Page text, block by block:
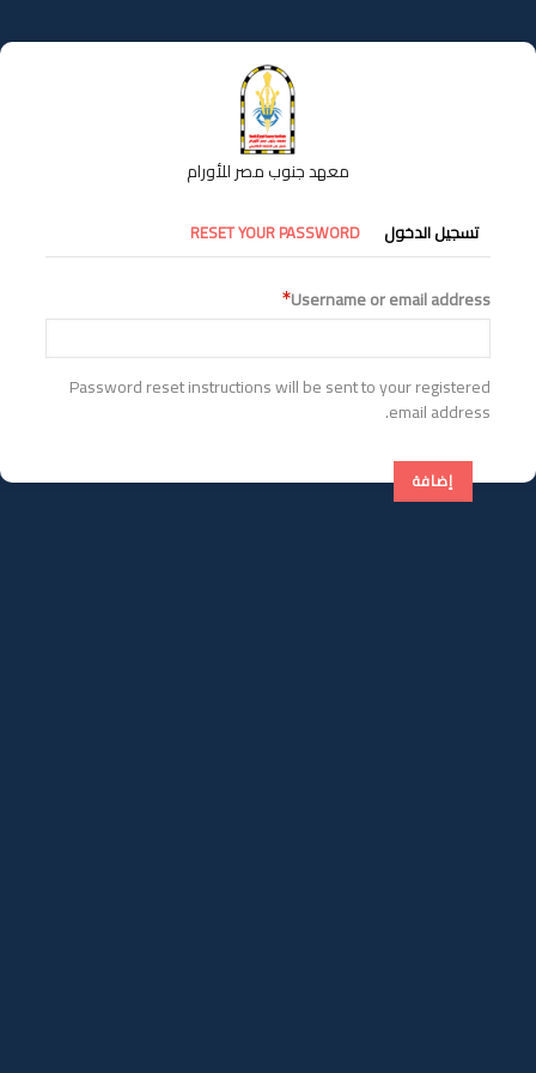
إلى
المحتوى
معهد جنوب مصر للأورام
التبويبات
الأساسية
تسجيل الدخول RESET YOUR PASSWORD
Username or email address
Password reset instructions will be sent to your registered
email address.